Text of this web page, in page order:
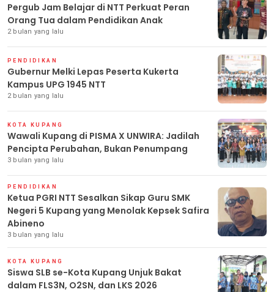
Pergub Jam Belajar di NTT Perkuat Peran
Orang Tua dalam Pendidikan Anak
2 bulan yang lalu
PENDIDIKAN
Gubernur Melki Lepas Peserta Kukerta
Kampus UPG 1945 NTT
2 bulan yang lalu
KOTA KUPANG
Wawali Kupang di PISMA X UNWIRA: Jadilah
Pencipta Perubahan, Bukan Penumpang
3 bulan yang lalu
PENDIDIKAN
Ketua PGRI NTT Sesalkan Sikap Guru SMK
Negeri 5 Kupang yang Menolak Kepsek Safira
Abineno
3 bulan yang lalu
KOTA KUPANG
Siswa SLB se-Kota Kupang Unjuk Bakat
dalam FLS3N, O2SN, dan LKS 2026